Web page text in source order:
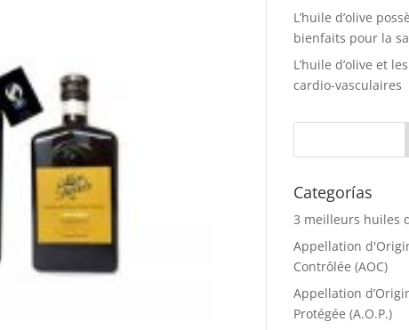
L’huile d’olive
bienfaits pour la
L’huile d’olive et
cardio-vasculaires
Categorías
3 meilleurs huiles
Appellation
Contrôlée (AOC)
Appellation
Protégée (A.O.P.)